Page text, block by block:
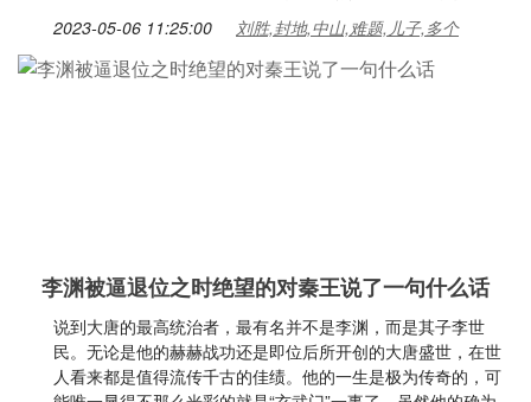
2023-05-06 11:25:00 刘胜,封地,中山,难题,儿子,多个
李渊被逼退位之时绝望的对秦王说了一句什么话
说到大唐的最高统治者，最有名并不是李渊，而是其子李世
民。无论是他的赫赫战功还是即位后所开创的大唐盛世，在世
人看来都是值得流传千古的佳绩。他的一生是极为传奇的，可